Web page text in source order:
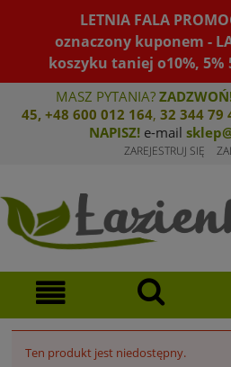
LETNIA FALA
oznaczony kuponem -
koszyku taniej o10%, 5%
MASZ PYTANIA?
45, +48 600 012 164, 32 344 79
NAPISZ! e-mail
ZAREJESTRUJ SIĘ
Ten produkt jest niedostępny.